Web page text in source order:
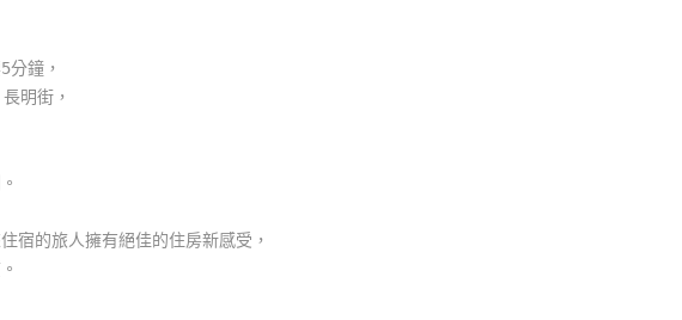
分鐘，
明街，
宿的旅人擁有絕佳的住房新感受，